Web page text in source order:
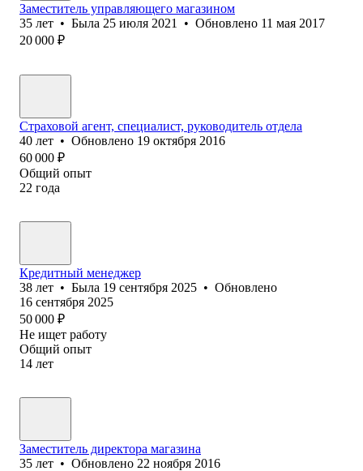
Заместитель управляющего магазином
35 лет • Была 25 июля 2021 • Обновлено 11 мая 2017
20 000 ₽
Страховой агент, специалист, руководитель отдела
40 лет • Обновлено 19 октября 2016
60 000 ₽
Общий опыт
22 года
Кредитный менеджер
38 лет • Была 19 сентября 2025 • Обновлено
16 сентября 2025
50 000 ₽
Не ищет работу
Общий опыт
14 лет
Заместитель директора магазина
35 лет • Обновлено 22 ноября 2016